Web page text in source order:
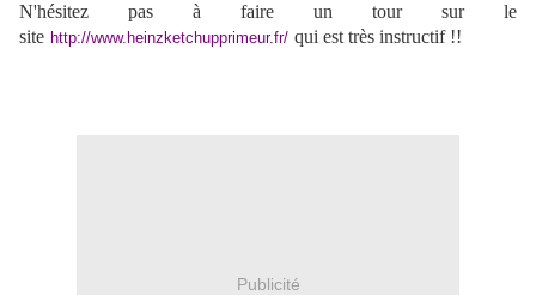
N'hésitez pas à faire un tour sur le
site http://www.heinzketchupprimeur.fr/ qui est très instructif !!
Publicité